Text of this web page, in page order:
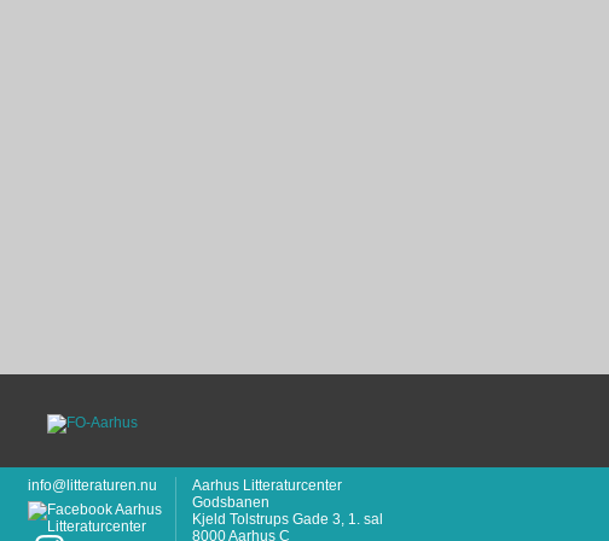
info@litteraturen.nu
Aarhus Litteraturcenter
Godsbanen
Kjeld Tolstrups Gade 3, 1. sal
8000 Aarhus C